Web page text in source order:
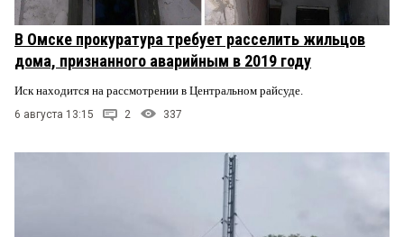
В Омске прокуратура требует расселить жильцов
дома, признанного аварийным в 2019 году
Иск находится на рассмотрении в Центральном райсуде.
6 августа 13:15 2 337